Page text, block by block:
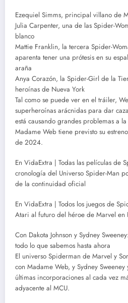
Ezequiel Simms, principal villano de
Julia Carpenter, una de las Spider-
blanco
Mattie Franklin, la tercera Spider-
aparenta tener una prótesis en su
araña
Anya Corazón, la Spider-Girl de la
heroínas de Nueva York
Tal como se puede ver en el tráiler,
superheroínas arácnidas para dar
está causando grandes problemas a
Madame Web tiene previsto su
de 2024.
En VidaExtra | Todas las películas de
cronología del Universo Spider-Man
de la continuidad oficial
En VidaExtra | Todos los juegos de
Atari al futuro del héroe de Marvel en
Con Dakota Johnson y Sydney
todo lo que sabemos hasta ahora
El universo Spiderman de Marvel y
con Madame Web, y Sydney Sweeney
últimas incorporaciones al cada vez
adyacente al MCU.